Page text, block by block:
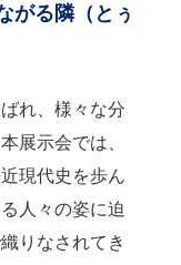
がる隣（とぅ
れ、様々な分
展示会では、
現代史を歩ん
人々の姿に迫
りなされてき